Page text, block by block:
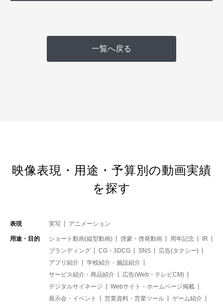
一覧へ戻る
映像表現・用途・予算別の動画実績
を探す
表現 実写 アニメーション
用途・目的 ショート動画(縦型動画) 啓蒙・啓発動画 周年記念
IR
ブランディング
CG・3DCG SNS
広告(タクシー)
アプリ紹介
学校紹介・施設紹介
サービス紹介・商品紹介
広告(Web・テレビCM)
デジタルサイネージ
Webサイト・ホームページ掲載
展示会・イベント
営業資料・営業ツール
ゲーム紹介